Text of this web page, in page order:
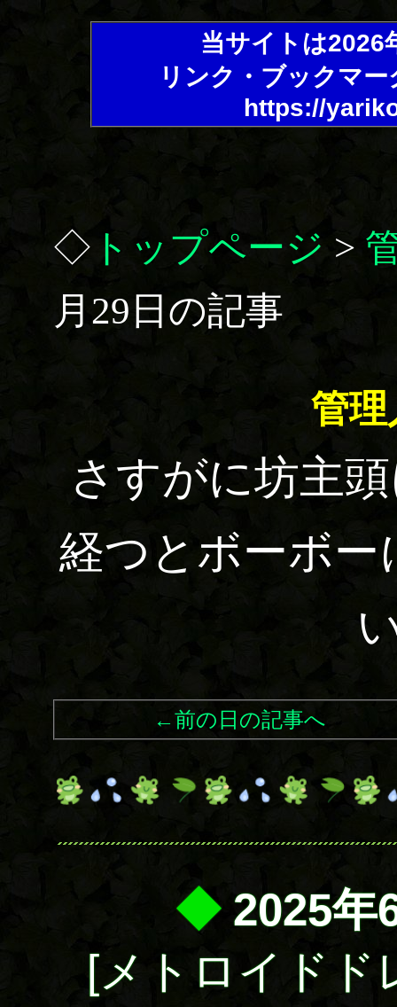
当サイトは2026
リンク・ブックマ
https://
◇ トップページ >
月29日の記事
管理
さすがに坊主
経つとボーボ
←前の日の記事へ
◆ 2025年
[メトロイドド